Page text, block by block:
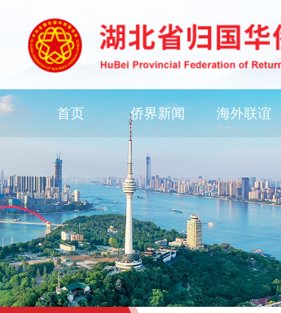
首页 侨界新闻 海外联谊